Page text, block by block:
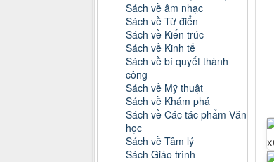
Sách về âm nhạc
Sách về Từ điển
Sách về Kiến trúc
Sách về Kinh tế
Sách về bí quyết thành
công
Sách về Mỹ thuật
Sách về Khám phá
Sách về Các tác phẩm Văn
học
Sách về Tâm lý
Sách Giáo trình